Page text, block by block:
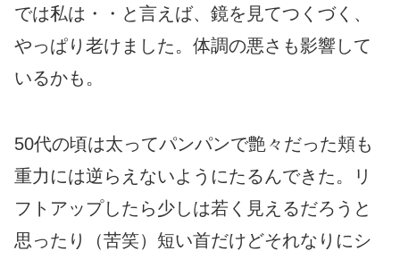
では私は・・と言えば、鏡を見てつくづく、
やっぱり老けました。体調の悪さも影響して
いるかも。
50代の頃は太ってパンパンで艶々だった頬も
重力には逆らえないようにたるんできた。リ
フトアップしたら少しは若く見えるだろうと
思ったり（苦笑）短い首だけどそれなりにシ